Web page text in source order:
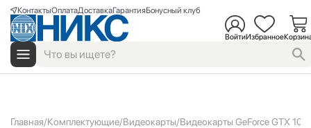
КонтактыОплатаДоставкаГарантияБонусный клуб
ВойтиИзбранное
Главная Комплектующие Видеокарты Видеокарты GeForce GTX